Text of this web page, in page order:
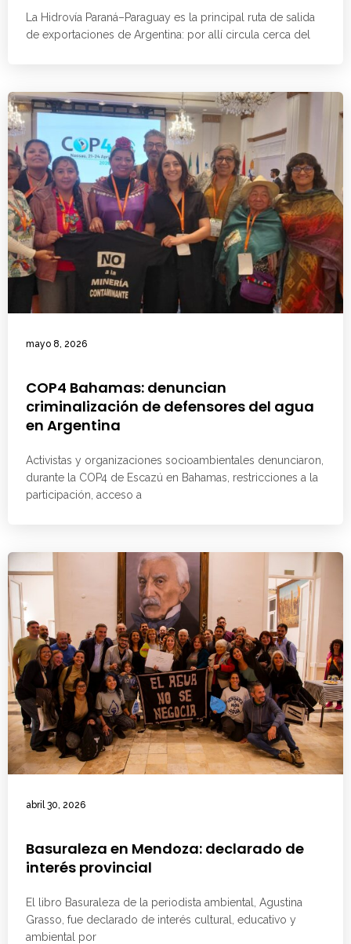
La Hidrovía Paraná–Paraguay es la principal ruta de salida
de exportaciones de Argentina: por allí circula cerca del
mayo 8, 2026
COP4 Bahamas: denuncian
criminalización de defensores del agua
en Argentina
Activistas y organizaciones socioambientales denunciaron,
durante la COP4 de Escazú en Bahamas, restricciones a la
participación, acceso a
abril 30, 2026
Basuraleza en Mendoza: declarado de
interés provincial
El libro Basuraleza de la periodista ambiental, Agustina
Grasso, fue declarado de interés cultural, educativo y
ambiental por